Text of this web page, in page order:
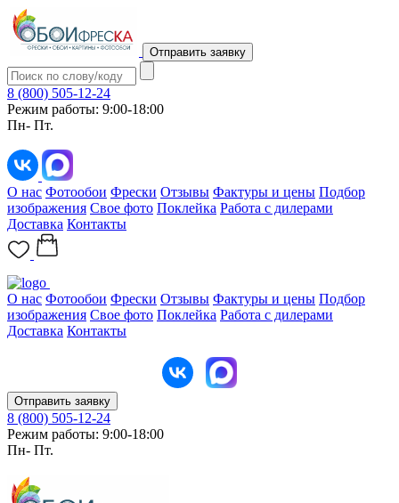
Отправить заявку
8 (800) 505-12-24
Режим работы: 9:00-18:00
Пн- Пт.
О нас Фотообои Фрески Отзывы Фактуры и цены Подбор
изображения Свое фото Поклейка Работа с дилерами
Доставка Контакты
О нас Фотообои Фрески Отзывы Фактуры и цены Подбор
изображения Свое фото Поклейка Работа с дилерами
Доставка Контакты
Отправить заявку
8 (800) 505-12-24
Режим работы: 9:00-18:00
Пн- Пт.